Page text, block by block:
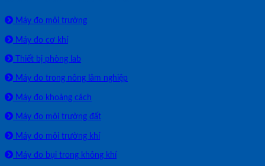
Máy đo môi trường
Máy đo cơ khí
Thiết bị phòng lab
Máy đo trong nông lâm nghiệp
Máy đo khoảng cách
Máy đo môi trường đất
Máy đo môi trường khí
Máy đo bụi trong không khí